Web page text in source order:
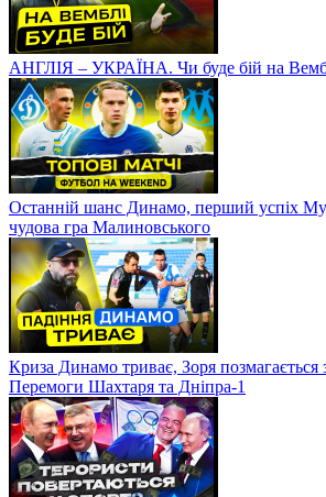
Хто стане ЧЕМПІОНОМ? Розклад перед
УПЛ
АНГЛІЯ – УКРАЇНА. Чи буде бій на
Останній шанс Динамо, перший успіх
чудова гра Малиновського
Криза Динамо триває, Зоря позмагається
Перемоги Шахтаря та Дніпра-1